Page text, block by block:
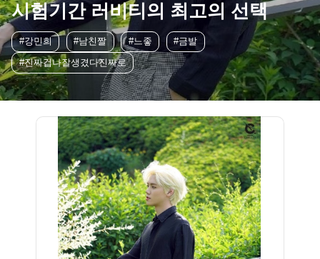
시험기간 러비티의 최고의 선택
#강민희 #남친짤 #느좋
#금발
#진짜겁나잘생겼다진짜로